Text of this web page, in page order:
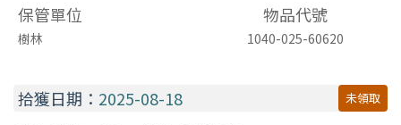
保管單位
物品代號
樹林 1040-025-60620
拾獲日期： 2025-08-18 未領取